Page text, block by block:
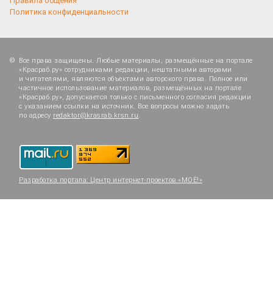
Политика конфиденциальности
Все права защищены. Любые материалы, размещённые на портале
«Красраб.ру» сотрудниками редакции, нештатными авторами
и читателями, являются объектами авторского права. Полное или
частичное использование материалов, размещённых на портале
«Красраб.ру», допускается только с письменного согласия редакции
с указанием ссылки на источник. Все вопросы можно задать
по адресу redaktor@krasrab.krsn.ru.
Разработка портала: Центр интернет-проектов «МОЁ!»